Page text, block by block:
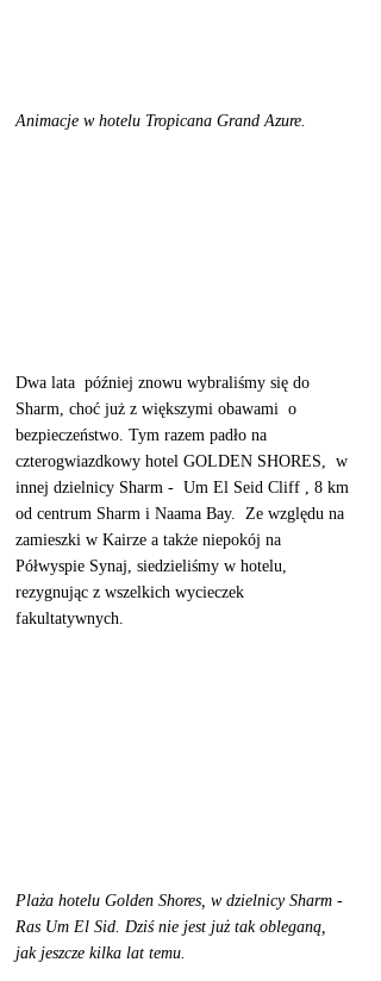
Animacje w hotelu Tropicana Grand Azure.
Dwa lata  później znowu wybraliśmy się do
Sharm, choć już z większymi obawami  o
bezpieczeństwo. Tym razem padło na
czterogwiazdkowy hotel GOLDEN SHORES,  w
innej dzielnicy Sharm -  Um El Seid Cliff , 8 km
od centrum Sharm i Naama Bay.  Ze względu na
zamieszki w Kairze a także niepokój na
Półwyspie Synaj, siedzieliśmy w hotelu,
rezygnując z wszelkich wycieczek
fakultatywnych.
Plaża hotelu Golden Shores, w dzielnicy Sharm -
Ras Um El Sid. Dziś nie jest już tak obleganą,
jak jeszcze kilka lat temu.